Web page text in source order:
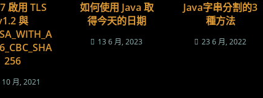
啟用 TLS
與
256
10 月, 2021
如何使用 Java 取
得今天的日期
13 6 月, 2023
Java字串分割的3
種方法
23 6 月, 2022